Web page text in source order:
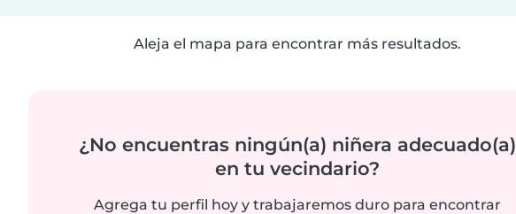
Aleja el mapa para encontrar más resultados.
¿No encuentras ningún(a) niñera adecuado(a)
en tu vecindario?
Agrega tu perfil hoy y trabajaremos duro para encontrar